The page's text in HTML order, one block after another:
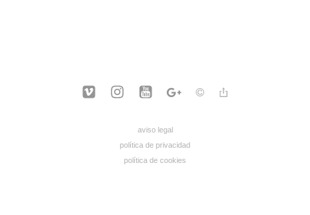
aviso legal
política de privacidad
política de cookies